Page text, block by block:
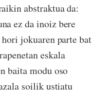
abstraktua da:
ez da inoiz bere
jokuaren parte bat
eskala
baita modu oso
soilik ustiatu